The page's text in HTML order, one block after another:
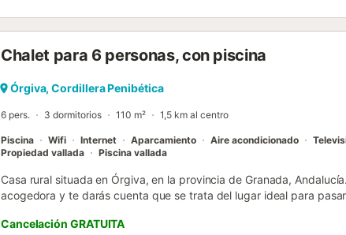
cuidado jardín y una estupenda piscina, ideal para refrescarse en
tranquilidad durante toda la estancia....
Chalet para 6 personas, con piscina
Órgiva, Cordillera Penibética
6 pers. 3 dormitorios 110 m² 1,5 km al centro
Piscina Wifi Internet Aparcamiento Aire acondicionado
Propiedad vallada
Piscina vallada
Casa rural situada en Órgiva, en la provincia de Granada,
acogedora y te darás cuenta que se trata del lugar ideal para
proporcionados, dos de los cuales también disponen de aire
Cancelación GRATUITA